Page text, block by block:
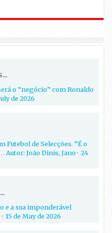
o “negócio” com Ronaldo
de 2026
Futebol de Selecções. “É o
Autor: João Dinis, Jano·24
e a sua imponderável
·15 de May de 2026